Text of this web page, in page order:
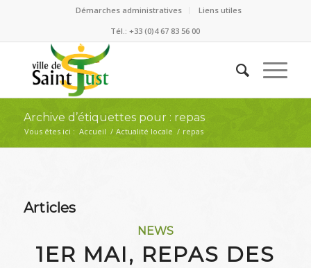
Démarches administratives
Liens utiles
Tél.: +33 (0)4 67 83 56 00
Archive d’étiquettes pour : repas
Vous êtes ici : Accueil / Actualité locale / repas
Articles
NEWS
1ER MAI, REPAS DES